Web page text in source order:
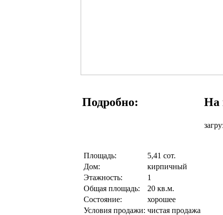
Подробно: На
Площадь:
5,41 сот.
Дом:
кирпичный
Этажность:
1
Общая площадь:
20 кв.м.
Состояние:
хорошее
Условия продажи: чистая продажа